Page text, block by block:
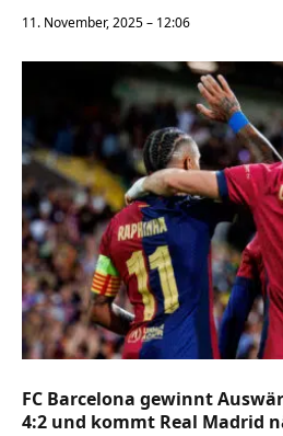
11. November, 2025 – 12:06
FC Barcelona gewinnt
4:2 und kommt Real Madrid